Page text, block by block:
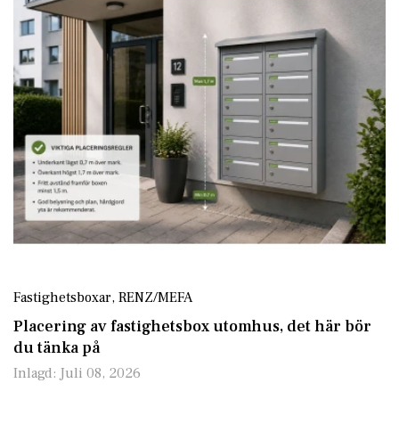
Fastighetsboxar, RENZ/MEFA
Placering av fastighetsbox utomhus, det här bör
du tänka på
Inlagd: Juli 08, 2026